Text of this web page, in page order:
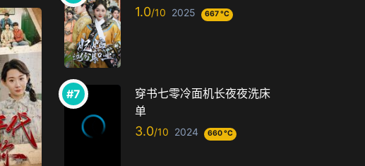
1.0 2025 667 °C
穿书七零冷面机长夜夜洗床
单
3.0 2024 660 °C